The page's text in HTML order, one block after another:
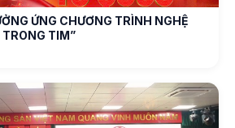
ỨNG CHƯƠNG TRÌNH NGHỆ
TIM”